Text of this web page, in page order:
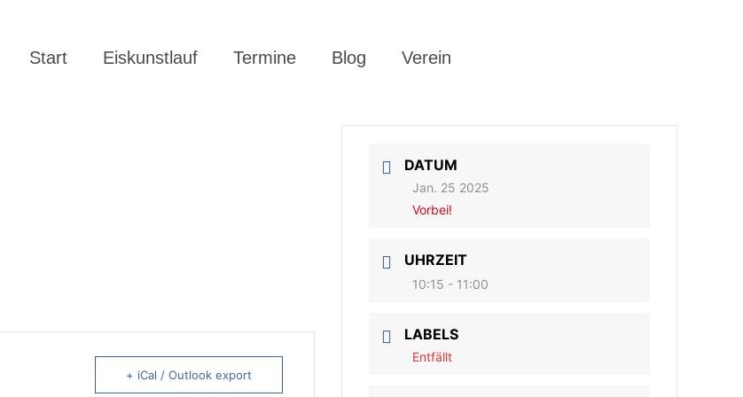
Start Eiskunstlauf Termine Blog Verein
+ iCal / Outlook export
DATUM
Jan. 25 2025
Vorbei!
UHRZEIT
10:15 - 11:00
LABELS
Entfällt